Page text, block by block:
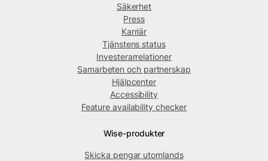
Säkerhet
Press
Karriär
Tjänstens status
Investerarrelationer
Samarbeten och partnerskap
Hjälpcenter
Accessibility
Feature availability checker
Wise-produkter
Skicka pengar utomlands